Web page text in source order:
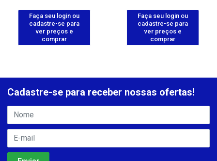
Faça seu login ou
cadastre-se para
ver preços e
comprar
Faça seu login ou
cadastre-se para
ver preços e
comprar
Cadastre-se para receber nossas ofertas!